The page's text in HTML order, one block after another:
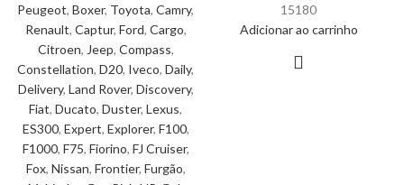
Peugeot, Boxer, Toyota, Camry,
Renault, Captur, Ford, Cargo,
Citroen, Jeep, Compass,
Constellation, D20, Iveco, Daily,
Delivery, Land Rover, Discovery,
Fiat, Ducato, Duster, Lexus,
ES300, Expert, Explorer, F100,
F1000, F75, Fiorino, FJ Cruiser,
Fox, Nissan, Frontier, Furgão,
15180
Adicionar ao carrinho